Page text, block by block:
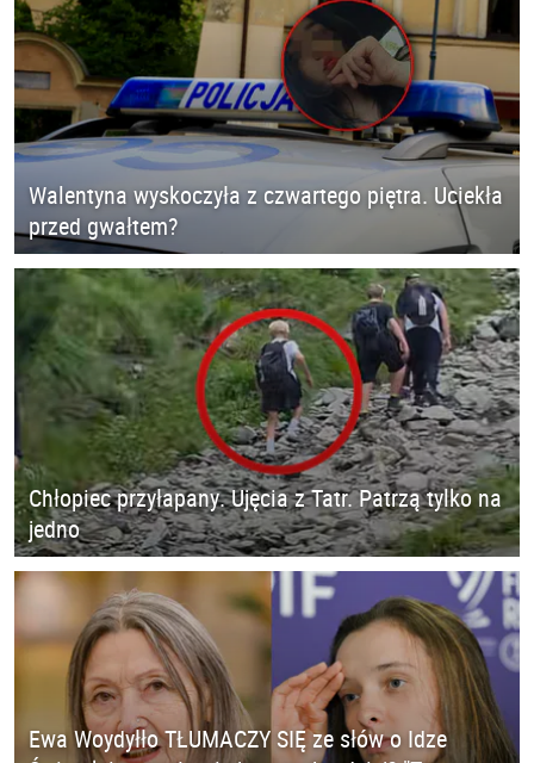
Walentyna wyskoczyła z czwartego piętra. Uciekła
przed gwałtem?
Chłopiec przyłapany. Ujęcia z Tatr. Patrzą tylko na
jedno
Ewa Woydyłło TŁUMACZY SIĘ ze słów o Idze